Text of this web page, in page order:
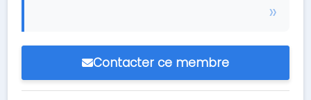
Contacter ce membre